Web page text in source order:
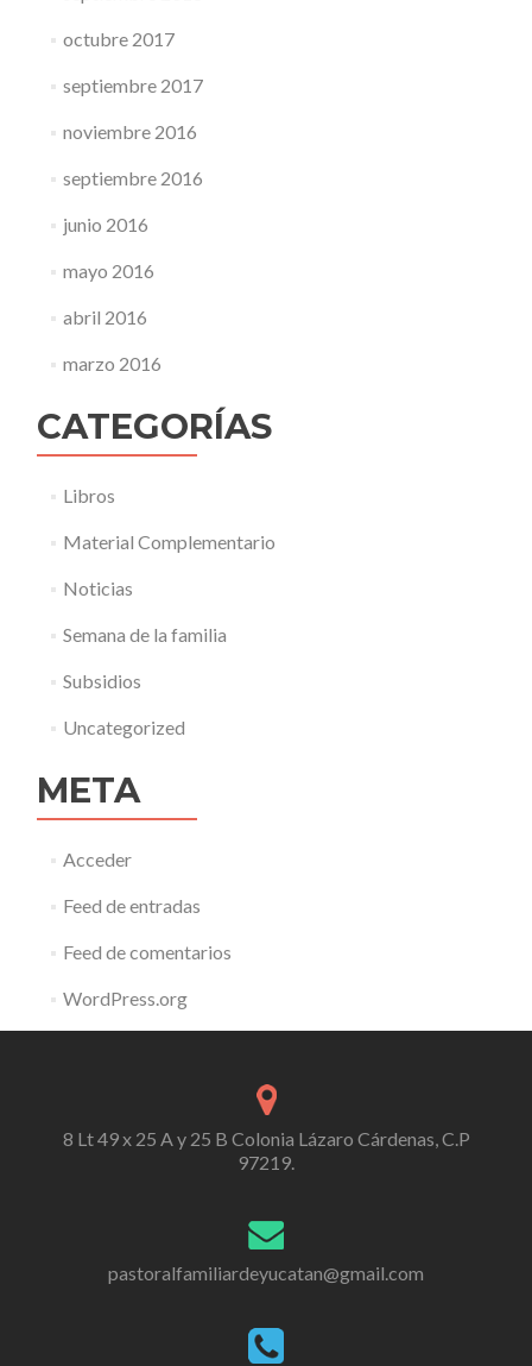
octubre 2017
septiembre 2017
noviembre 2016
septiembre 2016
junio 2016
mayo 2016
abril 2016
marzo 2016
CATEGORÍAS
Libros
Material Complementario
Noticias
Semana de la familia
Subsidios
Uncategorized
META
Acceder
Feed de entradas
Feed de comentarios
WordPress.org
8 Lt 49 x 25 A y 25 B Colonia Lázaro Cárdenas, C.P
97219.
pastoralfamiliardeyucatan@gmail.com